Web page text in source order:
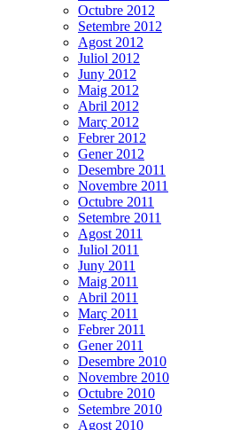
Octubre 2012
Setembre 2012
Agost 2012
Juliol 2012
Juny 2012
Maig 2012
Abril 2012
Març 2012
Febrer 2012
Gener 2012
Desembre 2011
Novembre 2011
Octubre 2011
Setembre 2011
Agost 2011
Juliol 2011
Juny 2011
Maig 2011
Abril 2011
Març 2011
Febrer 2011
Gener 2011
Desembre 2010
Novembre 2010
Octubre 2010
Setembre 2010
Agost 2010